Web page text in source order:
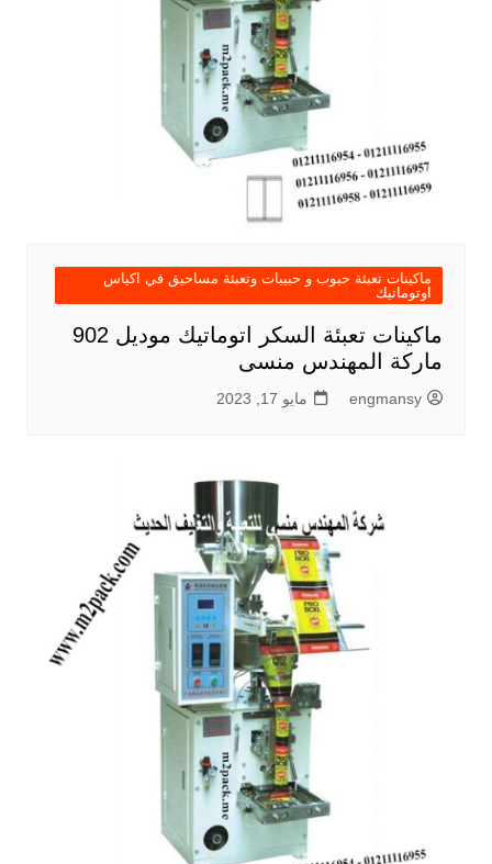
ماكينات تعبئة حبوب و حبيبات وتعبئة مساحيق في اكياس
اوتوماتيك
ماكينات تعبئة السكر اتوماتيك موديل 902
ماركة المهندس منسى
engmansy مايو 17, 2023